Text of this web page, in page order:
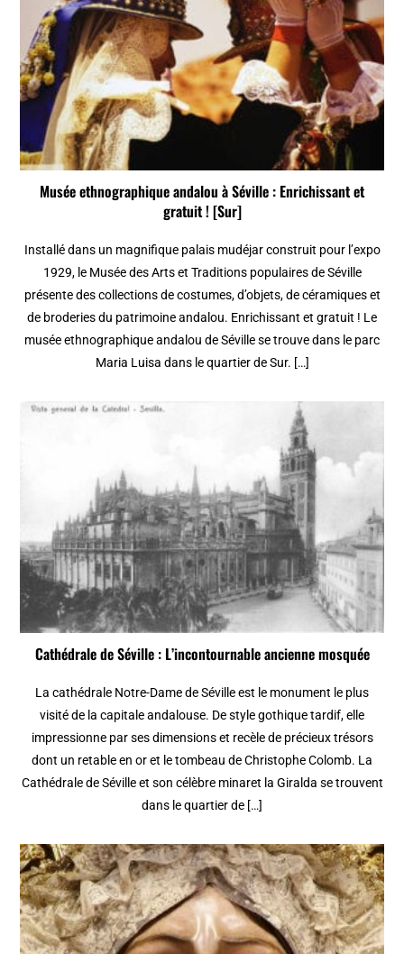
Musée ethnographique andalou à Séville : Enrichissant et
gratuit ! [Sur]
Installé dans un magnifique palais mudéjar construit pour l’expo
1929, le Musée des Arts et Traditions populaires de Séville
présente des collections de costumes, d’objets, de céramiques et
de broderies du patrimoine andalou. Enrichissant et gratuit ! Le
musée ethnographique andalou de Séville se trouve dans le parc
Maria Luisa dans le quartier de Sur. […]
Cathédrale de Séville : L’incontournable ancienne mosquée
La cathédrale Notre-Dame de Séville est le monument le plus
visité de la capitale andalouse. De style gothique tardif, elle
impressionne par ses dimensions et recèle de précieux trésors
dont un retable en or et le tombeau de Christophe Colomb. La
Cathédrale de Séville et son célèbre minaret la Giralda se trouvent
dans le quartier de […]